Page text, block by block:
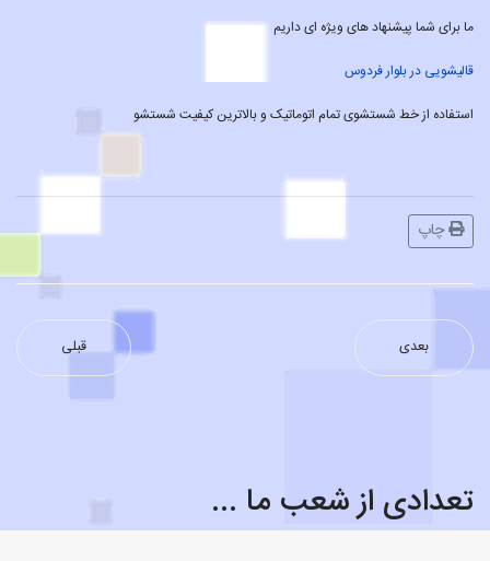
ما برای شما پیشنهاد های ویژه ای داریم
قالیشویی در بلوار فردوس
استفاده از خط شستشوی تمام اتوماتیک و بالاترین کیفیت شستشو
چاپ
قبلی بعدی
تعدادی از شعب ما ...